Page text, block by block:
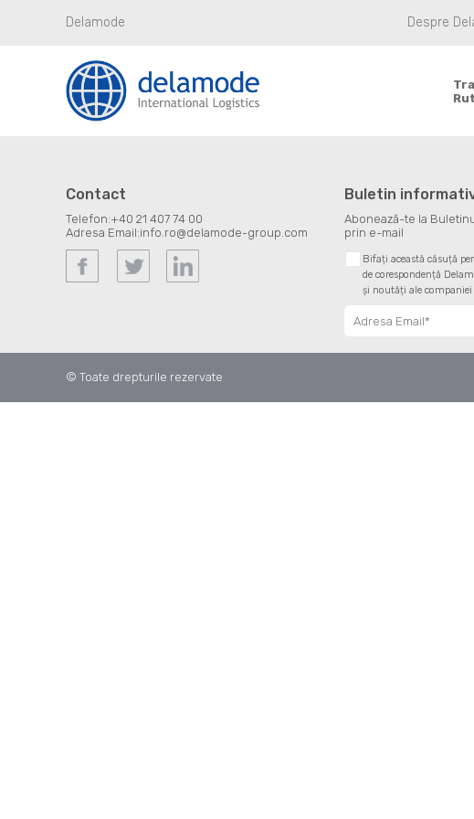
Delamode Despre
Contact
Telefon:+40 21 407 74 00
Adresa Email:info.ro@delamode-group.com
Buletin
Abonează-te la
prin e-mail
Bifați această căsuță
de corespondență
și noutăți ale
© Toate drepturile rezervate